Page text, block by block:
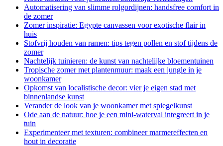
Automatisering van slimme rolgordijnen: handsfree comfort in
de zomer
Zomer inspiratie: Egypte canvassen voor exotische flair in
huis
Stofvrij houden van ramen: tips tegen pollen en stof tijdens de
zomer
Nachtelijk tuinieren: de kunst van nachtelijke bloementuinen
Tropische zomer met plantenmuur: maak een jungle in je
woonkamer
Opkomst van localistische decor: vier je eigen stad met
binnenlandse kunst
Verander de look van je woonkamer met spiegelkunst
Ode aan de natuur: hoe je een mini-waterval integreert in je
tuin
Experimenteer met texturen: combineer marmereffecten en
hout in decoratie